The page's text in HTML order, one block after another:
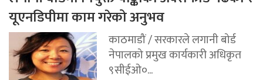
यूएनडिपीमा काम गरेको अनुभव
काठमाडौं / सरकारले लगानी बोर्ड
नेपालको प्रमुख कार्यकारी अधिकृत
९सीईओ०...